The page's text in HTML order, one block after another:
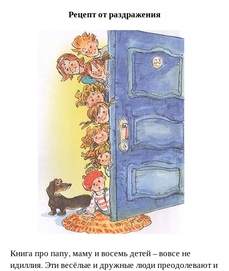
Рецепт от раздражения
​Книга про папу, маму и восемь детей – вовсе не
идиллия. Эти весёлые и дружные люди преодолевают и